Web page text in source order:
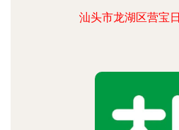
汕头市龙湖区营宝